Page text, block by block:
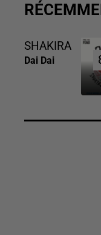
SHAKIRA
Dai Dai